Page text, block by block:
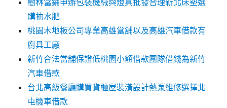
樹林當鋪申辦包裝機械與燈具批發合理新北床墊選
購抽水肥
桃園木地板公司專業高雄當舖以及高雄汽車借款有
廚具工廠
新竹合法當舖保證低桃園小額借款團隊借錢為新竹
汽車借款
台北高級餐廳購買貨櫃屋裝潢設計熱泵維修選擇北
屯機車借款